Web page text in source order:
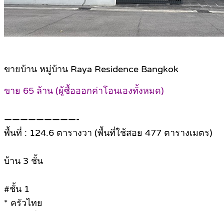
ขายบ้าน หมู่บ้าน Raya Residence Bangkok
ขาย 65 ล้าน (ผู้ซื้อออกค่าโอนเองทั้งหมด)
—————————-
พื้นที่ : 124.6 ตารางวา (พื้นที่ใช้สอย 477 ตารางเมตร)
บ้าน 3 ชั้น
#ชั้น 1
* ครัวไทย